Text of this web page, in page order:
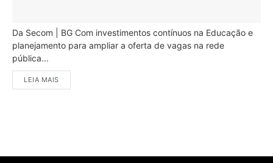
Da Secom | BG Com investimentos contínuos na Educação e
planejamento para ampliar a oferta de vagas na rede
pública...
LEIA MAIS